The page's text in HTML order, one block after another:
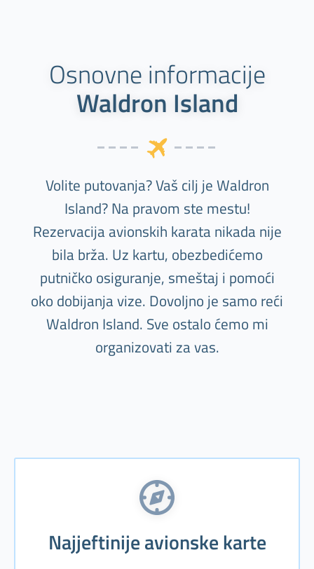
Osnovne informacije
Waldron Island
Volite putovanja? Vaš cilj je Waldron
Island? Na pravom ste mestu!
Rezervacija avionskih karata nikada nije
bila brža. Uz kartu, obezbedićemo
putničko osiguranje, smeštaj i pomoći
oko dobijanja vize. Dovoljno je samo reći
Waldron Island. Sve ostalo ćemo mi
organizovati za vas.
Najjeftinije avionske karte